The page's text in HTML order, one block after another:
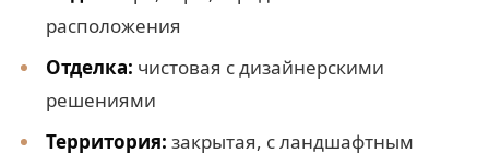
расположения
Отделка: чистовая с дизайнерскими
решениями
Территория: закрытая, с ландшафтным